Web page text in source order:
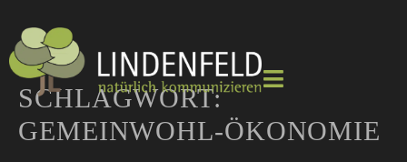
SCHLAGWORT:
GEMEINWOHL-ÖKONOMIE